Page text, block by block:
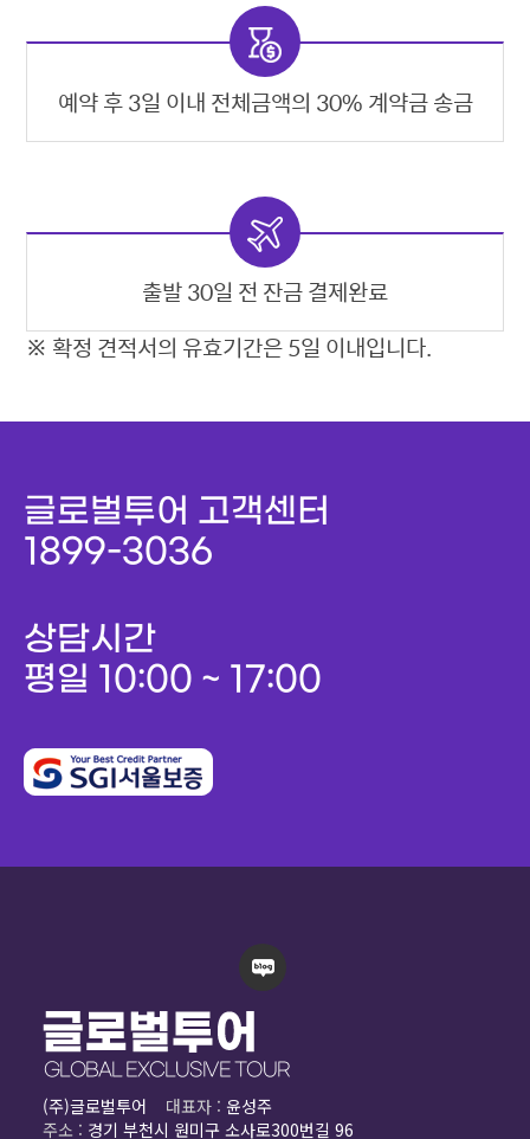
예약 후 3일 이내 전체금액의 30% 계약금 송금
출발 30일 전 잔금 결제완료
※ 확정 견적서의 유효기간은 5일 이내입니다.
글로벌투어 고객센터
1899-3036
상담시간
평일 10:00 ~ 17:00
(주)글로벌투어 대표자 : 윤성주
주소 : 경기 부천시 원미구 소사로300번길 96